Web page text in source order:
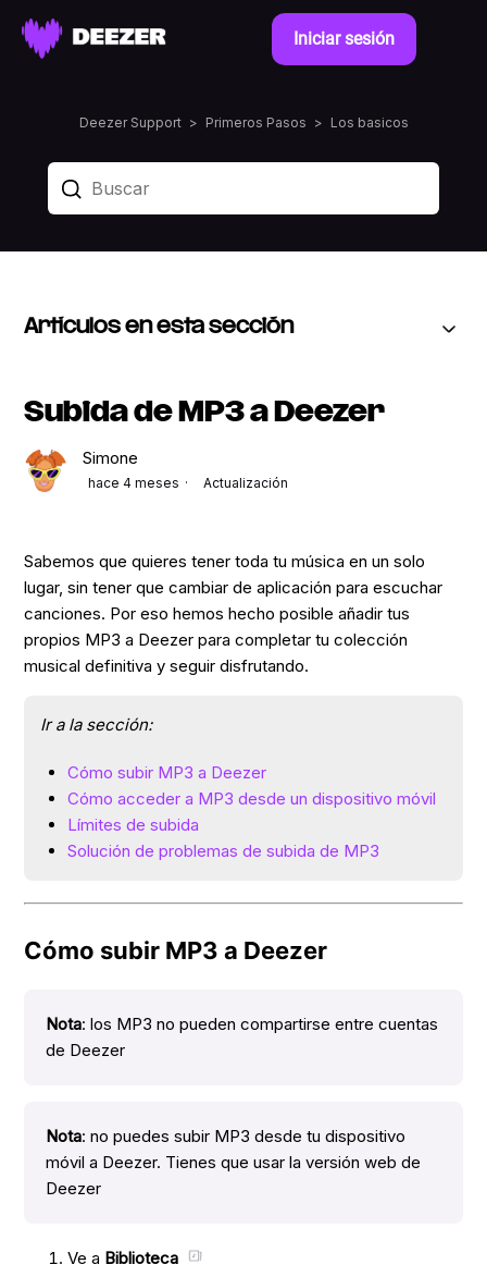
Iniciar sesión
Deezer Support Primeros Pasos Los basicos
Artículos en esta sección
Subida de MP3 a Deezer
Simone
hace 4 meses Actualización
Sabemos que quieres tener toda tu música en un solo
lugar, sin tener que cambiar de aplicación para escuchar
canciones. Por eso hemos hecho posible añadir tus
propios MP3 a Deezer para completar tu colección
musical definitiva y seguir disfrutando.
Ir a la sección:
Cómo subir MP3 a Deezer
Cómo acceder a MP3 desde un dispositivo móvil
Límites de subida
Solución de problemas de subida de MP3
Cómo subir MP3 a Deezer
Nota: los MP3 no pueden compartirse entre cuentas
de Deezer
Nota: no puedes subir MP3 desde tu dispositivo
móvil a Deezer. Tienes que usar la versión web de
Deezer
Ve a Biblioteca